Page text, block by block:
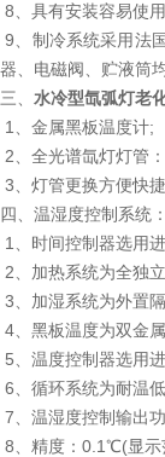
8、具有安装容易使
9、制冷系统采用法
器、电磁阀、贮液筒
三、 水冷型氙弧灯老
1、金属黑板温度计;
2、全光谱氙灯灯管
3、灯管更换方便快
四、温湿度控制系统：
1、时间控制器选用
2、加热系统为全独
3、加湿系统为外置
4、黑板温度为双金
5、温度控制器选用
6、循环系统为耐温
7、温湿度控制输出
8、精度：0.1℃(显示